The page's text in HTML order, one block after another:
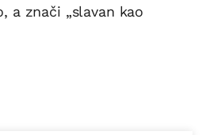
a znači „slavan kao